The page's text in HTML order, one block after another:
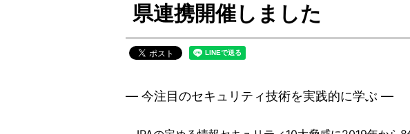
県連携開催しました
― 今注目のセキュリティ技術を実践的に学ぶ ―